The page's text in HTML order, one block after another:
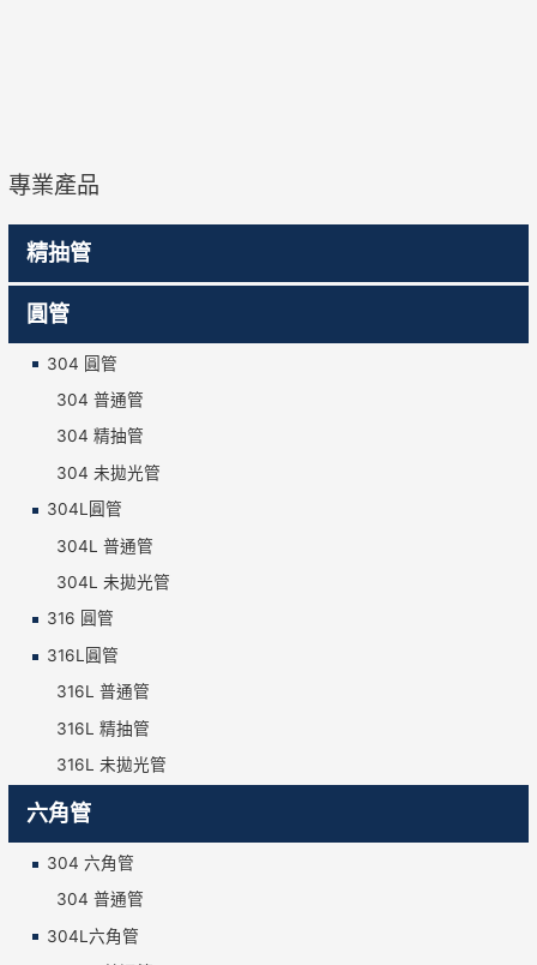
專業產品
精抽管
圓管
304 圓管
304 普通管
304 精抽管
304 未拋光管
304L圓管
304L 普通管
304L 未拋光管
316 圓管
316L圓管
316L 普通管
316L 精抽管
316L 未拋光管
六角管
304 六角管
304 普通管
304L六角管